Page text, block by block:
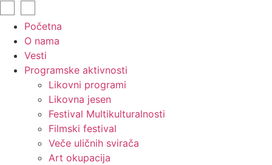
Početna
O nama
Vesti
Programske aktivnosti
Likovni programi
Likovna jesen
Festival Multikulturalnosti
Filmski festival
Veče uličnih svirača
Art okupacija